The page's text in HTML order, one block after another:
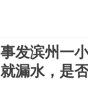
事发滨州一
就漏水，是